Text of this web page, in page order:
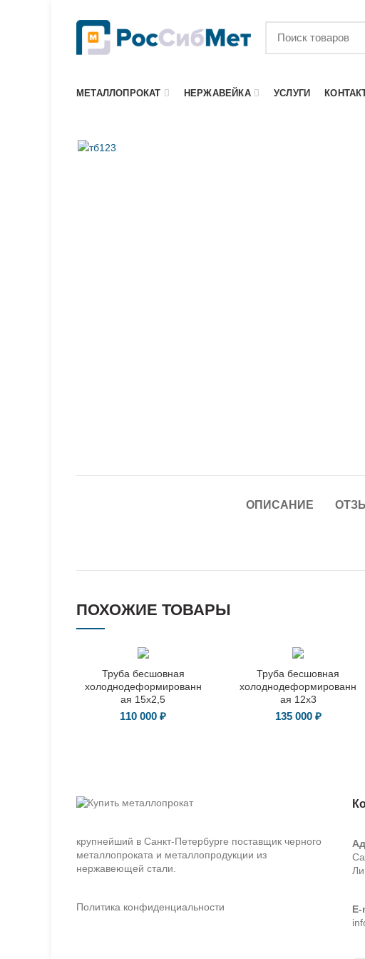
МЕТАЛЛОПРОКАТ НЕРЖАВЕЙКА УСЛУГИ
ОПИСАНИЕ
ПОХОЖИЕ ТОВАРЫ
Труба бесшовная
холоднодеформированн
ая 15х2,5
110 000₽
Труба бесшовная
холоднодеформированн
ая 12х3
135 000 ₽
крупнейший в Санкт-Петербурге поставщик черного
металлопроката и металлопродукции из
нержавеющей стали.
Политика конфиденциальности
E-